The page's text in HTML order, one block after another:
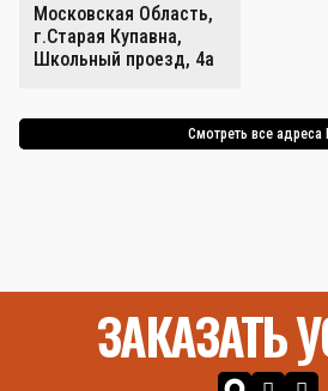
Московская Область,
г.Старая Купавна,
Школьный проезд, 4а
Смотреть все адреса
ЗАКАЗАТЬ